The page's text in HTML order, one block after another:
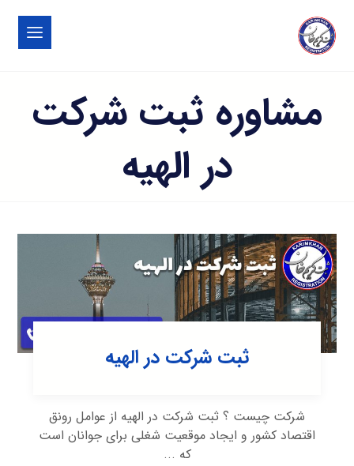
مشاوره ثبت شرکت
در الهیه
ثبت شرکت در الهیه
شرکت چیست ؟ ثبت شرکت در الهیه از عوامل رونق
اقتصاد کشور و ایجاد موقعیت شغلی برای جوانان است
که ...